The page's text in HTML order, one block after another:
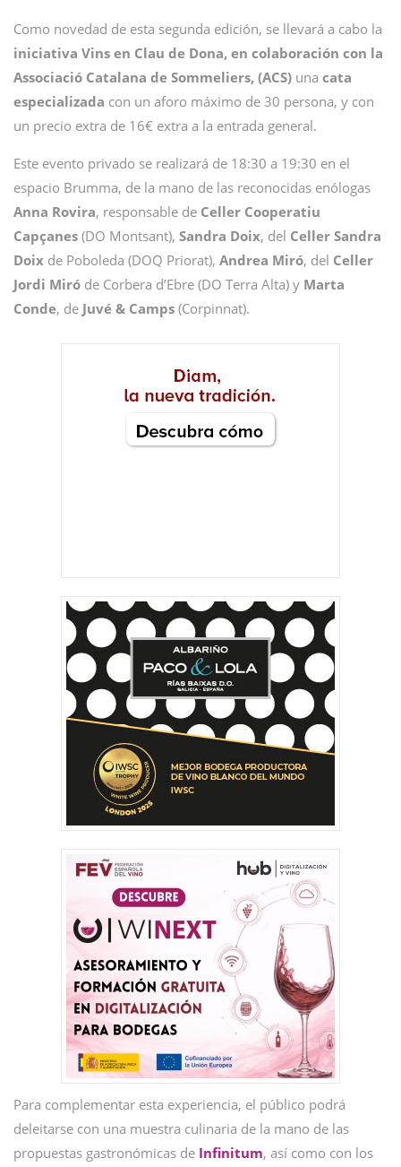
Como novedad de esta segunda edición, se llevará a cabo la
iniciativa Vins en Clau de Dona, en colaboración con la
Associació Catalana de Sommeliers, (ACS) una cata
especializada con un aforo máximo de 30 persona, y con
un precio extra de 16€ extra a la entrada general.
Este evento privado se realizará de 18:30 a 19:30 en el
espacio Brumma, de la mano de las reconocidas enólogas
Anna Rovira, responsable de Celler Cooperatiu
Capçanes (DO Montsant), Sandra Doix, del Celler Sandra
Doix de Poboleda (DOQ Priorat), Andrea Miró, del Celler
Jordi Miró de Corbera d’Ebre (DO Terra Alta) y Marta
Conde, de Juvé & Camps (Corpinnat).
Para complementar esta experiencia, el público podrá
deleitarse con una muestra culinaria de la mano de las
propuestas gastronómicas de Infinitum, así como con los